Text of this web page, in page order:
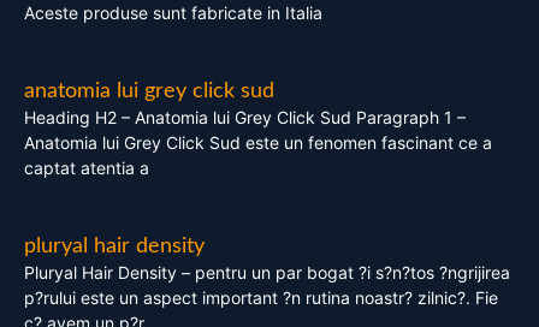
Aceste produse sunt fabricate in Italia
anatomia lui grey click sud
Heading H2 – Anatomia lui Grey Click Sud Paragraph 1 –
Anatomia lui Grey Click Sud este un fenomen fascinant ce a
captat atentia a
pluryal hair density
Pluryal Hair Density – pentru un par bogat ?i s?n?tos ?ngrijirea
p?rului este un aspect important ?n rutina noastr? zilnic?. Fie